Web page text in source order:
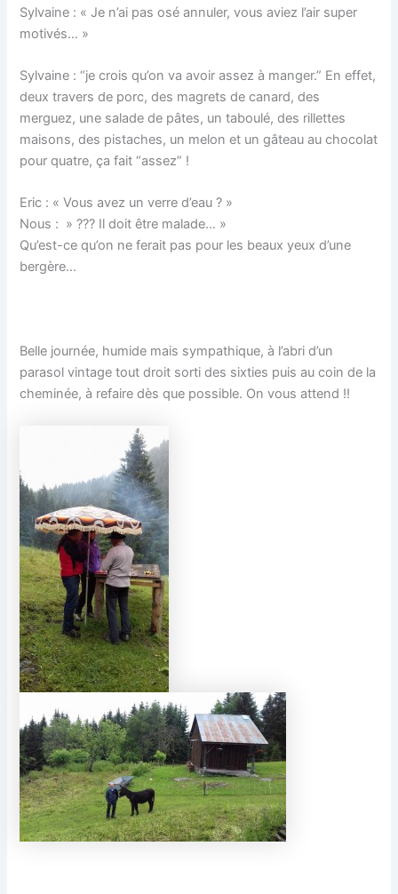
Sylvaine : « Je n’ai pas osé annuler, vous aviez l’air super
motivés… »
Sylvaine : “je crois qu’on va avoir assez à manger.” En effet,
deux travers de porc, des magrets de canard, des
merguez, une salade de pâtes, un taboulé, des rillettes
maisons, des pistaches, un melon et un gâteau au chocolat
pour quatre, ça fait “assez” !
Eric : « Vous avez un verre d’eau ? »
Nous : » ??? Il doit être malade… »
Qu’est-ce qu’on ne ferait pas pour les beaux yeux d’une
bergère…
Belle journée, humide mais sympathique, à l’abri d’un
parasol vintage tout droit sorti des sixties puis au coin de la
cheminée, à refaire dès que possible. On vous attend !!